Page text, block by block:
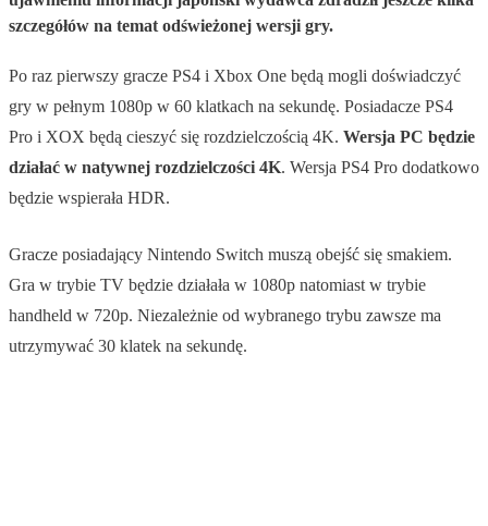
szczegółów na temat odświeżonej wersji gry.
Po raz pierwszy gracze PS4 i Xbox One będą mogli doświadczyć
gry w pełnym 1080p w 60 klatkach na sekundę. Posiadacze PS4
Pro i XOX będą cieszyć się rozdzielczością 4K. Wersja PC będzie
działać w natywnej rozdzielczości 4K. Wersja PS4 Pro dodatkowo
będzie wspierała HDR.
Gracze posiadający Nintendo Switch muszą obejść się smakiem.
Gra w trybie TV będzie działała w 1080p natomiast w trybie
handheld w 720p. Niezależnie od wybranego trybu zawsze ma
utrzymywać 30 klatek na sekundę.